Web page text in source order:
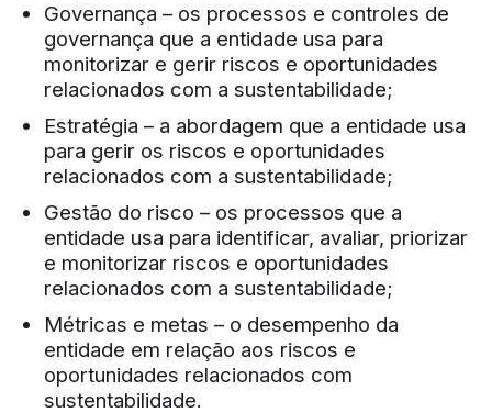
Governança – os processos e controles de
governança que a entidade usa para
monitorizar e gerir riscos e oportunidades
relacionados com a sustentabilidade;
Estratégia – a abordagem que a entidade usa
para gerir os riscos e oportunidades
relacionados com a sustentabilidade;
Gestão do risco – os processos que a
entidade usa para identificar, avaliar, priorizar
e monitorizar riscos e oportunidades
relacionados com a sustentabilidade;
Métricas e metas – o desempenho da
entidade em relação aos riscos e
oportunidades relacionados com
sustentabilidade.